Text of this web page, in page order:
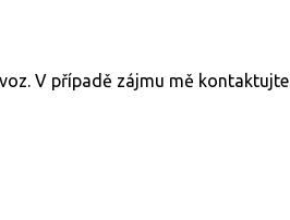
V případě zájmu mě kontaktujte...